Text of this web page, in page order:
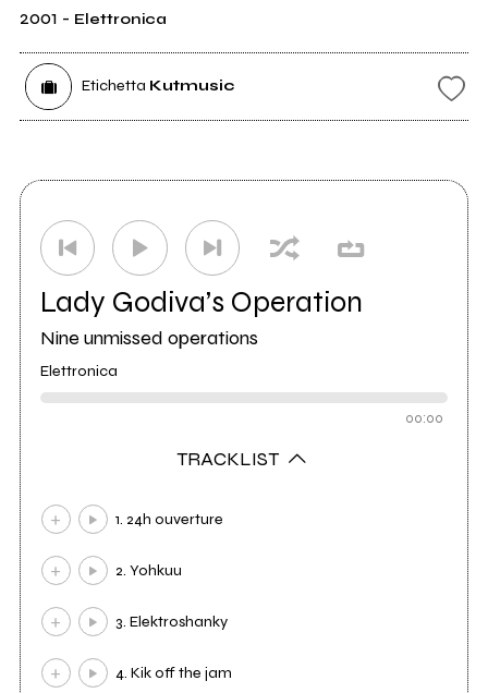
2001 - Elettronica
Etichetta Kutmusic
Lady Godiva’s Operation
Nine unmissed operations
Elettronica
00:00
TRACKLIST
1. 24h ouverture
2. Yohkuu
3. Elektroshanky
4. Kik off the jam